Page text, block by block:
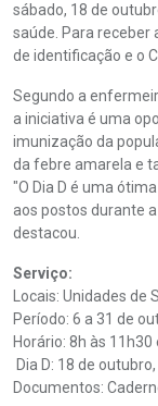
sábado, 18 de
saúde. Para receber
de identificação e o
Segundo a
a iniciativa é uma
imunização da
da febre amarela e
"O Dia D é uma
aos postos durante
destacou.
Serviço:
Locais: Unidades de
Período: 6 a 31 de
Horário: 8h às 11h30
Dia D: 18 de
Documentos: